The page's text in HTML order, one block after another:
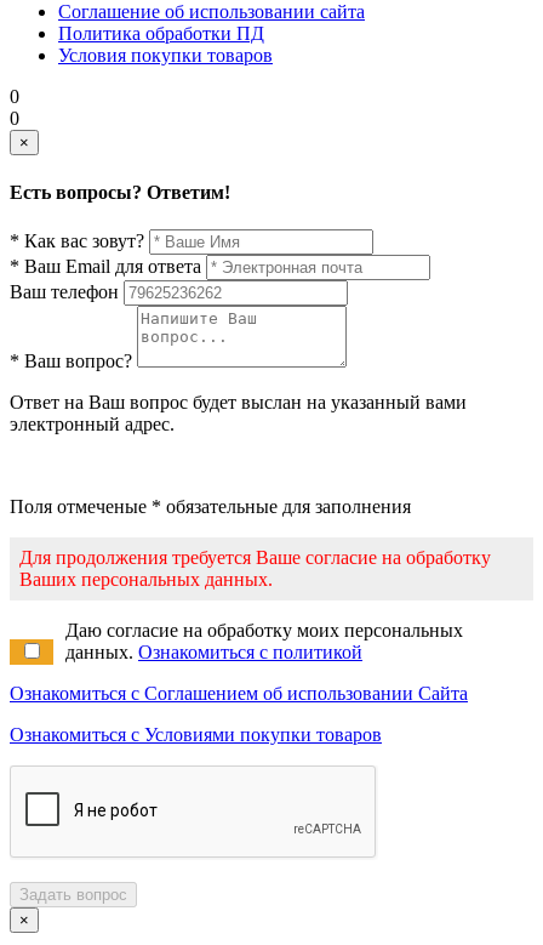
Соглашение об использовании сайта
Политика обработки ПД
Условия покупки товаров
0
0
×
Есть вопросы? Ответим!
* Как вас зовут?
* Ваш Email для ответа
Ваш телефон
* Ваш вопрос?
Ответ на Ваш вопрос будет выслан на указанный вами
электронный адрес.
Поля отмеченые * обязательные для заполнения
Для продолжения требуется Ваше согласие на обработку
Ваших персональных данных.
Даю согласие на обработку моих персональных
данных. Ознакомиться с политикой
Ознакомиться с Соглашением об использовании Сайта
Ознакомиться с Условиями покупки товаров
Задать вопрос
×